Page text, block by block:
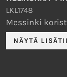
LKL1748
Messinki